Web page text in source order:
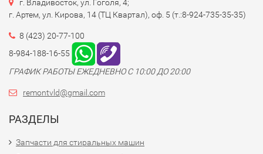
г. Владивосток, ул. Гоголя, 4;
г. Артем, ул. Кирова, 14 (ТЦ Квартал), оф. 5 (т.:8-924-735-35-35)
8 (423) 20-77-100
8-984-188-16-55
ГРАФИК РАБОТЫ ЕЖЕДНЕВНО С 10:00 ДО 20:00
remontvld@gmail.com
РАЗДЕЛЫ
Запчасти для стиральных машин